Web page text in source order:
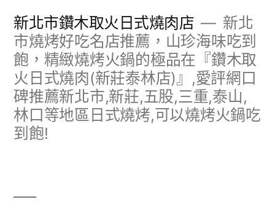
新北市鑽木取火日式燒肉店
新北
市燒烤好吃名店推薦，山珍海味吃到
飽，精緻燒烤火鍋的極品在『鑽木取
火日式燒肉(新莊泰林店)』,愛評網口
碑推薦新北市,新莊,五股,三重,泰山,
林口等地區日式燒烤,可以燒烤火鍋吃
到飽!